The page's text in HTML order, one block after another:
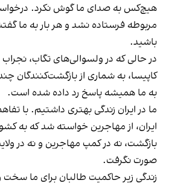
هیچ‌کس به صدای ما گوش نکرد.
مربوطه فرستاده نشد و هر بار به ما
باشید.
در حالی که در ولسوالی‌های تگاب،
کاپیسا، به شماری از بازگشت‌کنندگان
به ما همیشه پاسخ رد داده شده است.
ما در ایران زندگی بهتری داشتیم. با
ایران، از مهاجرین خواسته شد که به
بازگشت، نه در کمپ مهاجرین و نه در
صورت نگرفت.
زندگی زیر حاکمیت طالبان برای ما